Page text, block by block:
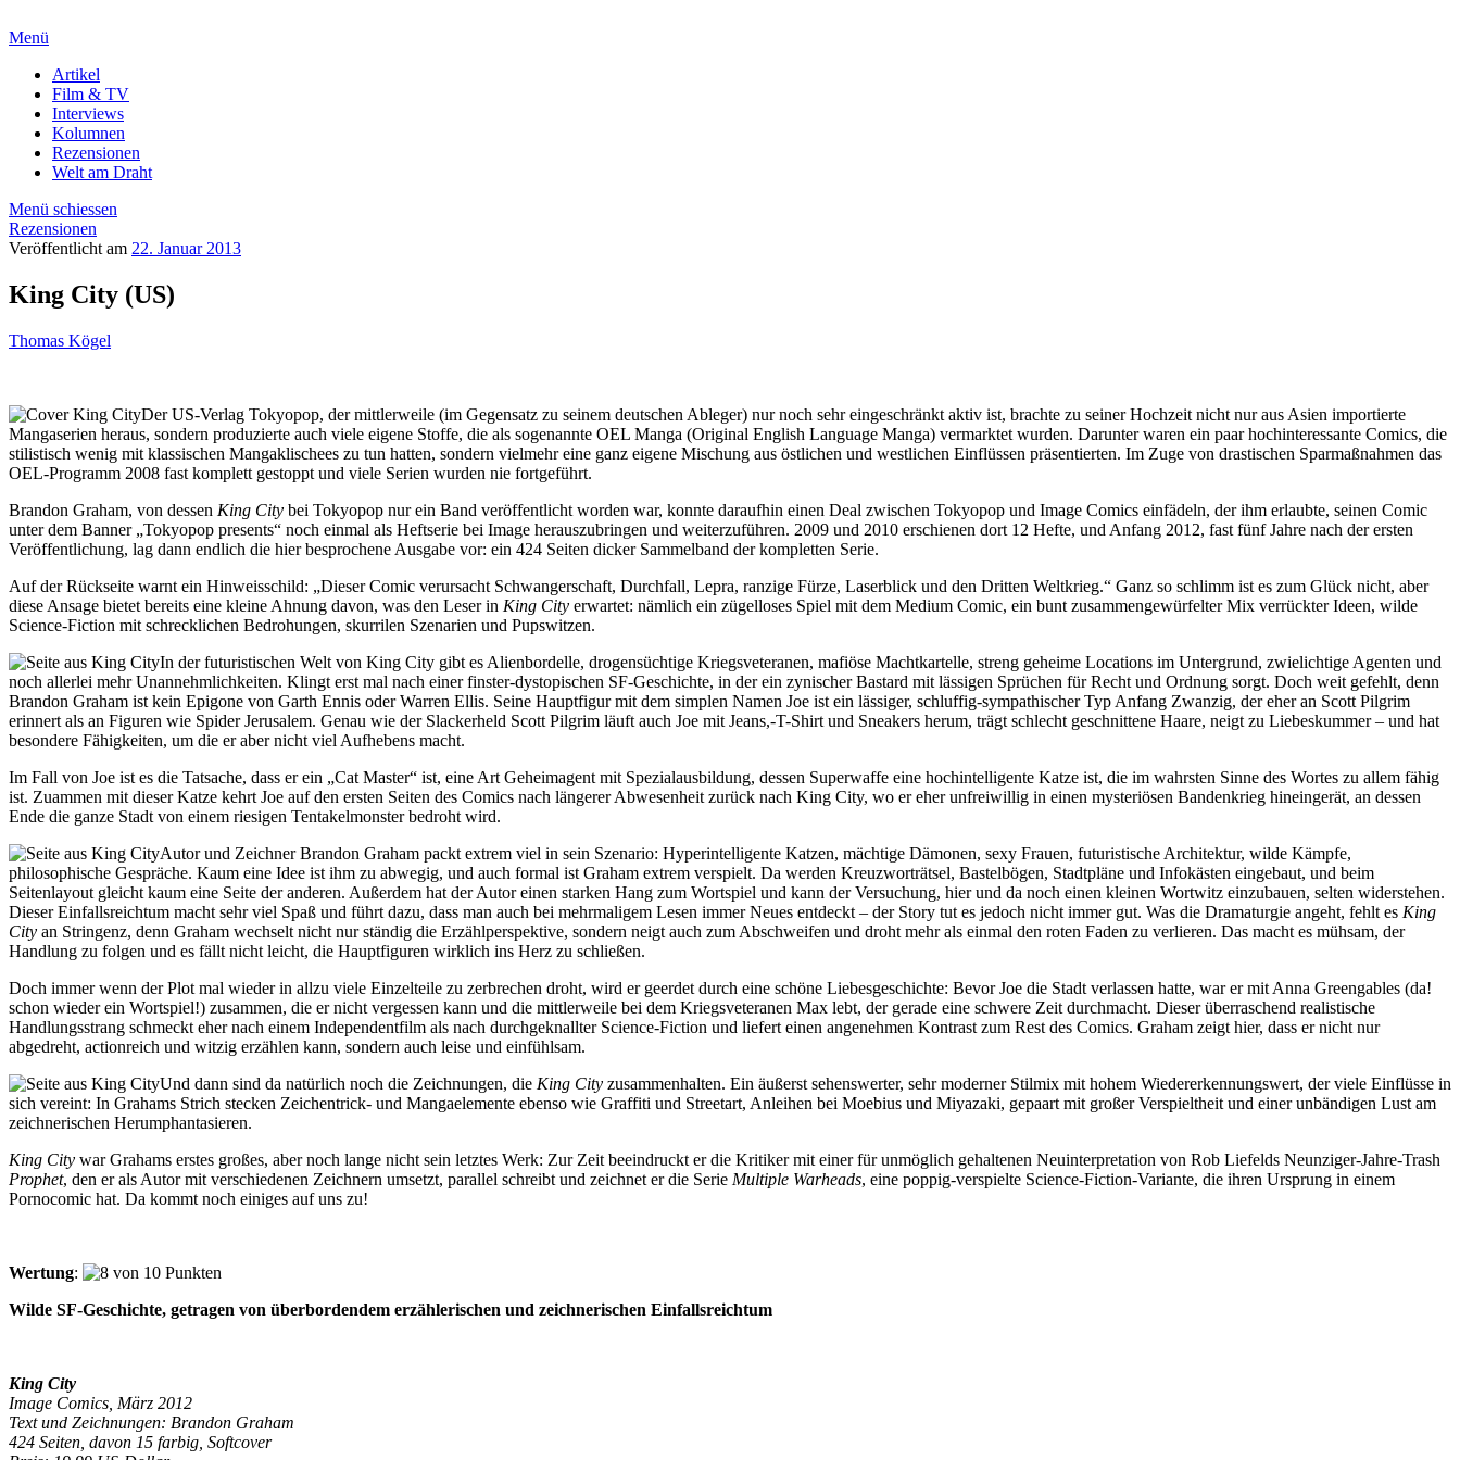
Menü
Artikel
Film & TV
Interviews
Kolumnen
Rezensionen
Welt am Draht
Menü schiessen
Rezensionen
Veröffentlicht am 22. Januar 2013
King City (US)
Thomas Kögel
Der US-Verlag Tokyopop, der mittlerweile (im Gegensatz zu seinem deutschen Ableger) nur noch sehr eingeschränkt aktiv ist, brachte zu seiner Hochzeit nicht nur aus Asien importierte
Mangaserien heraus, sondern produzierte auch viele eigene Stoffe, die als sogenannte OEL Manga (Original English Language Manga) vermarktet wurden. Darunter waren ein paar hochinteressante Comics, die
stilistisch wenig mit klassischen Mangaklischees zu tun hatten, sondern vielmehr eine ganz eigene Mischung aus östlichen und westlichen Einflüssen präsentierten. Im Zuge von drastischen Sparmaßnahmen das
OEL-Programm 2008 fast komplett gestoppt und viele Serien wurden nie fortgeführt.
Brandon Graham, von dessen King City bei Tokyopop nur ein Band veröffentlicht worden war, konnte daraufhin einen Deal zwischen Tokyopop und Image Comics einfädeln, der ihm erlaubte, seinen Comic
unter dem Banner „Tokyopop presents“ noch einmal als Heftserie bei Image herauszubringen und weiterzuführen. 2009 und 2010 erschienen dort 12 Hefte, und Anfang 2012, fast fünf Jahre nach der ersten
Veröffentlichung, lag dann endlich die hier besprochene Ausgabe vor: ein 424 Seiten dicker Sammelband der kompletten Serie.
Auf der Rückseite warnt ein Hinweisschild: „Dieser Comic verursacht Schwangerschaft, Durchfall, Lepra, ranzige Fürze, Laserblick und den Dritten Weltkrieg.“ Ganz so schlimm ist es zum Glück nicht, aber
diese Ansage bietet bereits eine kleine Ahnung davon, was den Leser in King City erwartet: nämlich ein zügelloses Spiel mit dem Medium Comic, ein bunt zusammengewürfelter Mix verrückter Ideen, wilde
Science-Fiction mit schrecklichen Bedrohungen, skurrilen Szenarien und Pupswitzen.
In der futuristischen Welt von King City gibt es Alienbordelle, drogensüchtige Kriegsveteranen, mafiöse Machtkartelle, streng geheime Locations im Untergrund, zwielichtige Agenten und
noch allerlei mehr Unannehmlichkeiten. Klingt erst mal nach einer finster-dystopischen SF-Geschichte, in der ein zynischer Bastard mit lässigen Sprüchen für Recht und Ordnung sorgt. Doch weit gefehlt, denn
Brandon Graham ist kein Epigone von Garth Ennis oder Warren Ellis. Seine Hauptfigur mit dem simplen Namen Joe ist ein lässiger, schluffig-sympathischer Typ Anfang Zwanzig, der eher an Scott Pilgrim
erinnert als an Figuren wie Spider Jerusalem. Genau wie der Slackerheld Scott Pilgrim läuft auch Joe mit Jeans,-T-Shirt und Sneakers herum, trägt schlecht geschnittene Haare, neigt zu Liebeskummer – und hat
besondere Fähigkeiten, um die er aber nicht viel Aufhebens macht.
Im Fall von Joe ist es die Tatsache, dass er ein „Cat Master“ ist, eine Art Geheimagent mit Spezialausbildung, dessen Superwaffe eine hochintelligente Katze ist, die im wahrsten Sinne des Wortes zu allem fähig
ist. Zuammen mit dieser Katze kehrt Joe auf den ersten Seiten des Comics nach längerer Abwesenheit zurück nach King City, wo er eher unfreiwillig in einen mysteriösen Bandenkrieg hineingerät, an dessen
Ende die ganze Stadt von einem riesigen Tentakelmonster bedroht wird.
Autor und Zeichner Brandon Graham packt extrem viel in sein Szenario: Hyperintelligente Katzen, mächtige Dämonen, sexy Frauen, futuristische Architektur, wilde Kämpfe,
philosophische Gespräche. Kaum eine Idee ist ihm zu abwegig, und auch formal ist Graham extrem verspielt. Da werden Kreuzworträtsel, Bastelbögen, Stadtpläne und Infokästen eingebaut, und beim
Seitenlayout gleicht kaum eine Seite der anderen. Außerdem hat der Autor einen starken Hang zum Wortspiel und kann der Versuchung, hier und da noch einen kleinen Wortwitz einzubauen, selten widerstehen.
Dieser Einfallsreichtum macht sehr viel Spaß und führt dazu, dass man auch bei mehrmaligem Lesen immer Neues entdeckt – der Story tut es jedoch nicht immer gut. Was die Dramaturgie angeht, fehlt es King
City an Stringenz, denn Graham wechselt nicht nur ständig die Erzählperspektive, sondern neigt auch zum Abschweifen und droht mehr als einmal den roten Faden zu verlieren. Das macht es mühsam, der
Handlung zu folgen und es fällt nicht leicht, die Hauptfiguren wirklich ins Herz zu schließen.
Doch immer wenn der Plot mal wieder in allzu viele Einzelteile zu zerbrechen droht, wird er geerdet durch eine schöne Liebesgeschichte: Bevor Joe die Stadt verlassen hatte, war er mit Anna Greengables (da!
schon wieder ein Wortspiel!) zusammen, die er nicht vergessen kann und die mittlerweile bei dem Kriegsveteranen Max lebt, der gerade eine schwere Zeit durchmacht. Dieser überraschend realistische
Handlungsstrang schmeckt eher nach einem Independentfilm als nach durchgeknallter Science-Fiction und liefert einen angenehmen Kontrast zum Rest des Comics. Graham zeigt hier, dass er nicht nur
abgedreht, actionreich und witzig erzählen kann, sondern auch leise und einfühlsam.
Und dann sind da natürlich noch die Zeichnungen, die King City zusammenhalten. Ein äußerst sehenswerter, sehr moderner Stilmix mit hohem Wiedererkennungswert, der viele Einflüsse in
sich vereint: In Grahams Strich stecken Zeichentrick- und Mangaelemente ebenso wie Graffiti und Streetart, Anleihen bei Moebius und Miyazaki, gepaart mit großer Verspieltheit und einer unbändigen Lust am
zeichnerischen Herumphantasieren.
King City war Grahams erstes großes, aber noch lange nicht sein letztes Werk: Zur Zeit beeindruckt er die Kritiker mit einer für unmöglich gehaltenen Neuinterpretation von Rob Liefelds Neunziger-Jahre-Trash
Prophet, den er als Autor mit verschiedenen Zeichnern umsetzt, parallel schreibt und zeichnet er die Serie Multiple Warheads, eine poppig-verspielte Science-Fiction-Variante, die ihren Ursprung in einem
Pornocomic hat. Da kommt noch einiges auf uns zu!
Wertung:
Wilde SF-Geschichte, getragen von überbordendem erzählerischen und zeichnerischen Einfallsreichtum
King City
Image Comics, März 2012
Text und Zeichnungen: Brandon Graham
424 Seiten, davon 15 farbig, Softcover